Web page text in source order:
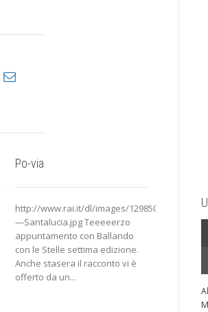
Po-via
http://www.rai.it/dl/images/
—Santalucia.jpg Teeeeerzo
appuntamento con Ballando
con le Stelle settima edizione.
Anche stasera il racconto vi è
offerto da un...
preferito
coinvolge